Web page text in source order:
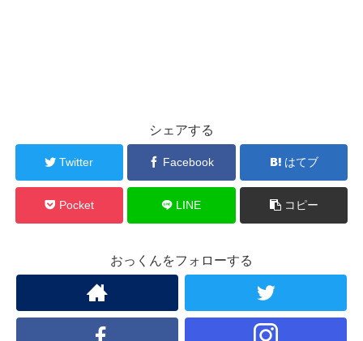
シェアする
Twitter Facebook はてブ
Pocket LINE コピー
おっくんをフォローする